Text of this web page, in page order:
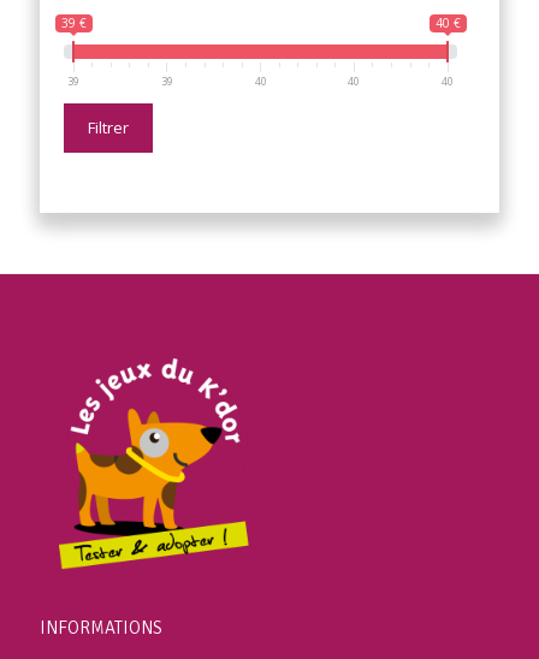
39 € 40 €
39 39 40 40 40
Filtrer
INFORMATIONS